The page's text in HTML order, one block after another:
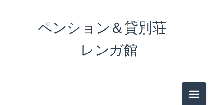
ペンション＆貸別荘
レンガ館
メニュ